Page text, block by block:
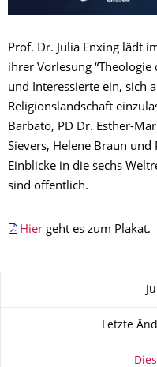
Prof. Dr. Julia Enxing lädt
ihrer Vorlesung
und Interessierte ein, sich
Religionslandschaft
Barbato, PD Dr. Esther-
Sievers, Helene Braun und
Einblicke in die sechs
sind öffentlich.
Hier geht es zum Plakat.
Letzte